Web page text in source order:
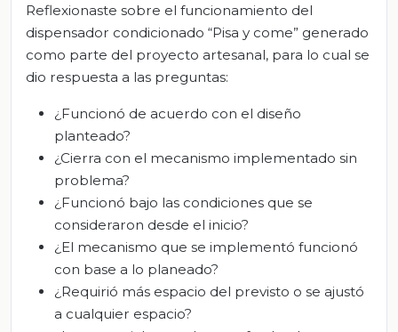
Reflexionaste sobre el funcionamiento del
dispensador condicionado “Pisa y come” generado
como parte del proyecto artesanal, para lo cual se
dio respuesta a las preguntas:
¿Funcionó de acuerdo con el diseño
planteado?
¿Cierra con el mecanismo implementado sin
problema?
¿Funcionó bajo las condiciones que se
consideraron desde el inicio?
¿El mecanismo que se implementó funcionó
con base a lo planeado?
¿Requirió más espacio del previsto o se ajustó
a cualquier espacio?